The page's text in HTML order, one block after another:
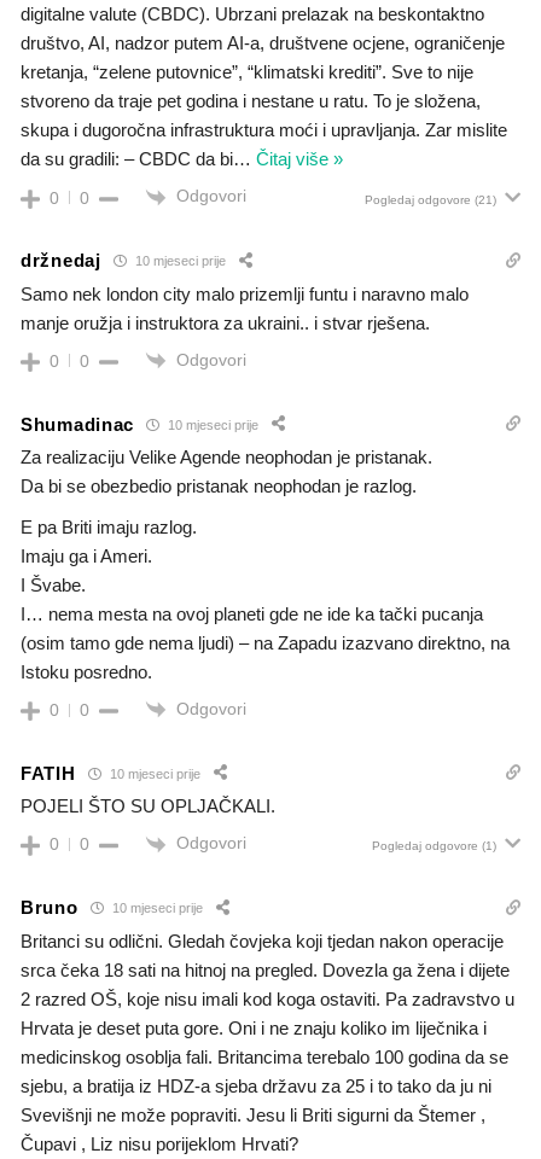
digitalne valute (CBDC). Ubrzani prelazak na beskontaktno
društvo, AI, nadzor putem AI-a, društvene ocjene, ograničenje
kretanja, “zelene putovnice”, “klimatski krediti”. Sve to nije
stvoreno da traje pet godina i nestane u ratu. To je složena,
skupa i dugoročna infrastruktura moći i upravljanja. Zar mislite
da su gradili: – CBDC da bi… Čitaj više »
0 0 Odgovori Pogledaj odgovore (21)
držnedaj 10 mjeseci prije
Samo nek london city malo prizemlji funtu i naravno malo
manje oružja i instruktora za ukraini.. i stvar rješena.
0 0 Odgovori
Shumadinac 10 mjeseci prije
Za realizaciju Velike Agende neophodan je pristanak.
Da bi se obezbedio pristanak neophodan je razlog.
E pa Briti imaju razlog.
Imaju ga i Ameri.
I Švabe.
I… nema mesta na ovoj planeti gde ne ide ka tački pucanja
(osim tamo gde nema ljudi) – na Zapadu izazvano direktno, na
Istoku posredno.
0 0 Odgovori
FATIH 10 mjeseci prije
POJELI ŠTO SU OPLJAČKALI.
0 0 Odgovori Pogledaj odgovore (1)
Bruno 10 mjeseci prije
Britanci su odlični. Gledah čovjeka koji tjedan nakon operacije
srca čeka 18 sati na hitnoj na pregled. Dovezla ga žena i dijete
2 razred OŠ, koje nisu imali kod koga ostaviti. Pa zadravstvo u
Hrvata je deset puta gore. Oni i ne znaju koliko im liječnika i
medicinskog osoblja fali. Britancima terebalo 100 godina da se
sjebu, a bratija iz HDZ-a sjeba državu za 25 i to tako da ju ni
Svevišnji ne može popraviti. Jesu li Briti sigurni da Štemer ,
Čupavi , Liz nisu porijeklom Hrvati?